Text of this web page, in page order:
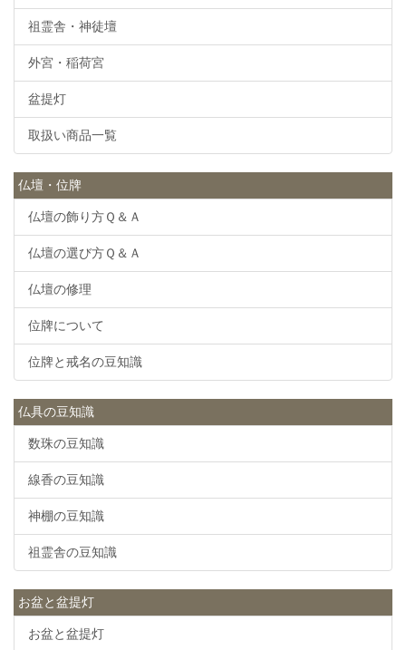
祖霊舎・神徒壇
外宮・稲荷宮
盆提灯
取扱い商品一覧
仏壇・位牌
仏壇の飾り方Ｑ＆Ａ
仏壇の選び方Ｑ＆Ａ
仏壇の修理
位牌について
位牌と戒名の豆知識
仏具の豆知識
数珠の豆知識
線香の豆知識
神棚の豆知識
祖霊舎の豆知識
お盆と盆提灯
お盆と盆提灯